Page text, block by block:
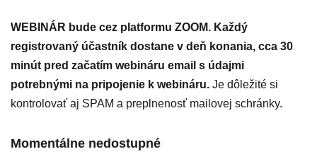
WEBINÁR bude cez platformu ZOOM. Každý
registrovaný účastník dostane v deň konania, cca 30
minút pred začatím webináru email s údajmi
potrebnými na pripojenie k webináru. Je dôležité si
kontrolovať aj SPAM a preplnenosť mailovej schránky.
Momentálne nedostupné